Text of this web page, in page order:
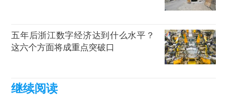
五年后浙江数字经济达到什么水平？
这六个方面将成重点突破口